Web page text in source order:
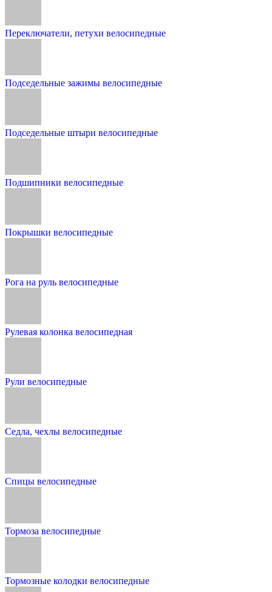
Переключатели, петухи велосипедные
Подседельные зажимы велосипедные
Подседельные штыри велосипедные
Подшипники велосипедные
Покрышки велосипедные
Рога на руль велосипедные
Рулевая колонка велосипедная
Рули велосипедные
Седла, чехлы велосипедные
Спицы велосипедные
Тормоза велосипедные
Тормозные колодки велосипедные